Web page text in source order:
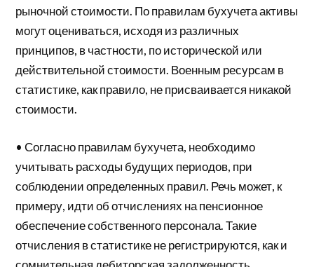
рыночной стоимости. По правилам бухучета активы
могут оцениваться, исходя из различных
принципов, в частности, по исторической или
действительной стоимости. Военным ресурсам в
статистике, как правило, не присваивается никакой
стоимости.
• Согласно правилам бухучета, необходимо
учитывать расходы будущих периодов, при
соблюдении определенных правил. Речь может, к
примеру, идти об отчислениях на пенсионное
обеспечение собственного персонала. Такие
отчисления в статистике не регистрируются, как и